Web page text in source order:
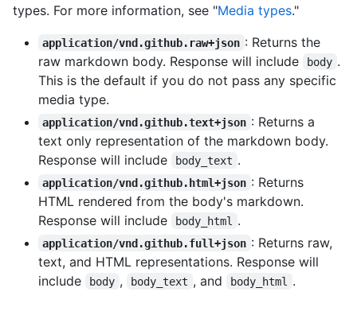
types. For more information, see "Media types."
application/vnd.github.raw+json : Returns the
raw markdown body. Response will include
body .
This is the default if you do not pass any specific
media type.
application/vnd.github.text+json : Returns a
text only representation of the markdown body.
Response will include
body_text .
application/vnd.github.html+json : Returns
HTML rendered from the body's markdown.
Response will include
body_html .
application/vnd.github.full+json : Returns raw,
text, and HTML representations. Response will
include
body , body_text , and body_html .